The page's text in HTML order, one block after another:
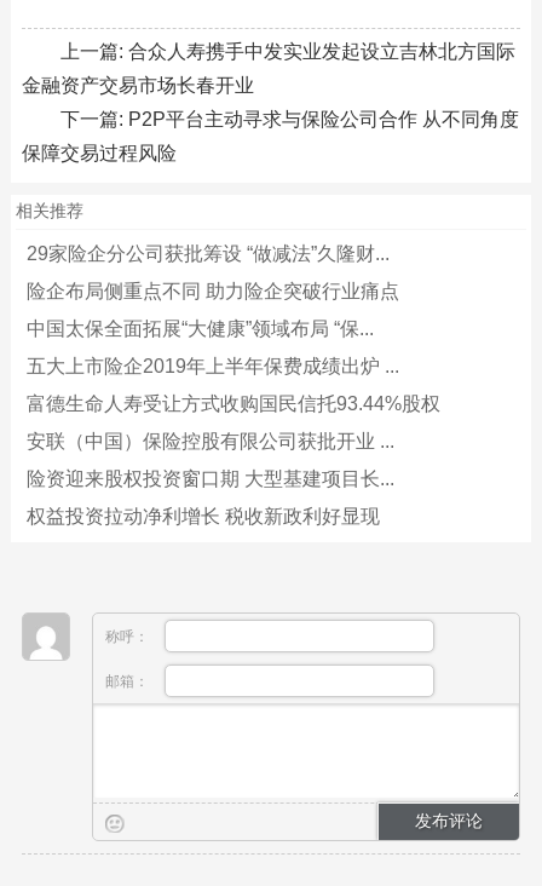
上一篇: 合众人寿携手中发实业发起设立吉林北方国际
金融资产交易市场长春开业
下一篇: P2P平台主动寻求与保险公司合作 从不同角度
保障交易过程风险
相关推荐
29家险企分公司获批筹设 “做减法”久隆财...
险企布局侧重点不同 助力险企突破行业痛点
中国太保全面拓展“大健康”领域布局 “保...
五大上市险企2019年上半年保费成绩出炉 ...
富德生命人寿受让方式收购国民信托93.44%股权
安联（中国）保险控股有限公司获批开业 ...
险资迎来股权投资窗口期 大型基建项目长...
权益投资拉动净利增长 税收新政利好显现
称呼：
邮箱：